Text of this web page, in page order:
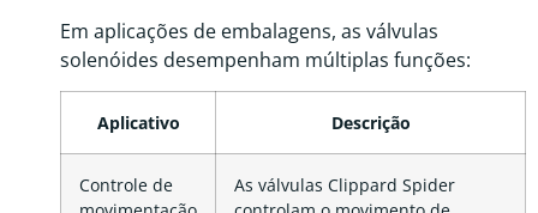
Em aplicações de embalagens, as válvulas
solenóides desempenham múltiplas funções:
Aplicativo Descrição
Controle de
As válvulas Clippard Spider